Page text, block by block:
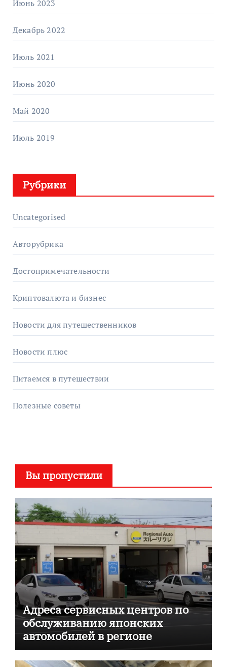
Июнь 2023
Декабрь 2022
Июль 2021
Июнь 2020
Май 2020
Июль 2019
Рубрики
Uncategorised
Авторубрика
Достопримечательности
Криптовалюта и бизнес
Новости для путешественников
Новости плюс
Питаемся в путешествии
Полезные советы
Вы пропустили
Адреса сервисных центров по
обслуживанию японских
автомобилей в регионе